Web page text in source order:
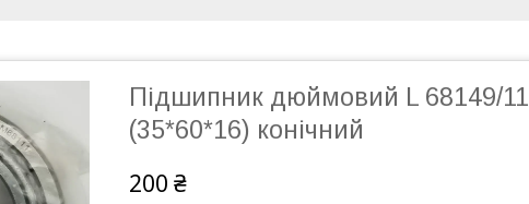
Підшипник дюймовий L 68149/11
(35*60*16) конічний
200 ₴